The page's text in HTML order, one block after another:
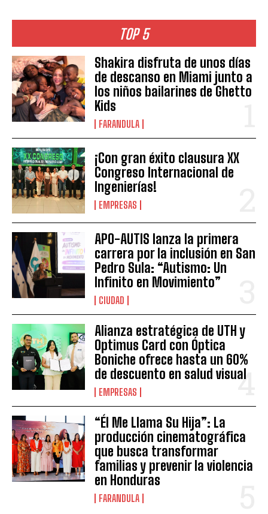
TOP 5
Shakira disfruta de unos días
de descanso en Miami junto a
los niños bailarines de Ghetto
Kids
FARANDULA
¡Con gran éxito clausura XX
Congreso Internacional de
Ingenierías!
EMPRESAS
APO-AUTIS lanza la primera
carrera por la inclusión en San
Pedro Sula: “Autismo: Un
Infinito en Movimiento”
CIUDAD
Alianza estratégica de UTH y
Optimus Card con Óptica
Boniche ofrece hasta un 60%
de descuento en salud visual
EMPRESAS
“Él Me Llama Su Hija”: La
producción cinematográfica
que busca transformar
familias y prevenir la violencia
en Honduras
FARANDULA